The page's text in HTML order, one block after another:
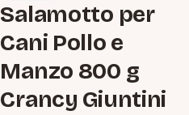
Salamotto per
Cani Pollo e
Manzo 800 g
Crancy Giuntini